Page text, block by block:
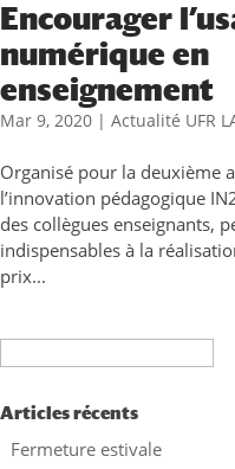
Encourager
numérique en
enseignement
Mar 9, 2020 | Actualité UFR
Organisé pour la deuxième
l’innovation pédagogique
des collègues enseignants,
indispensables à la
prix...
Articles récents
Fermeture estivale